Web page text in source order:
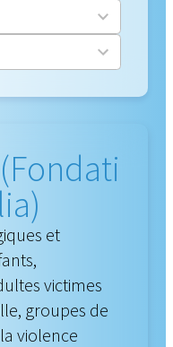
et
victimes
groupes de
violence